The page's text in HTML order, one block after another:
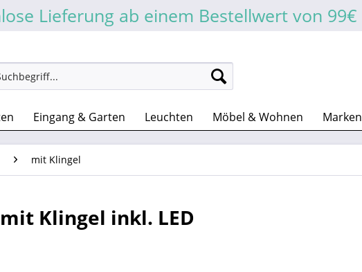
Lieferung ab einem Bestellwert von 99€
Eingang & Garten Leuchten Möbel & Wohnen Marken
mit Klingel
Klingel inkl. LED